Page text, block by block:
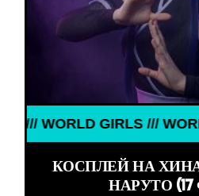
WORLD GIRLS /// WORLD
КОСПЛЕЙ НА
НАРУТО